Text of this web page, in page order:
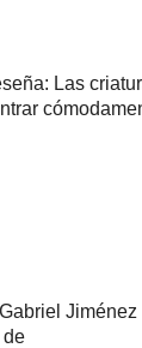
Las
Jiménez
de